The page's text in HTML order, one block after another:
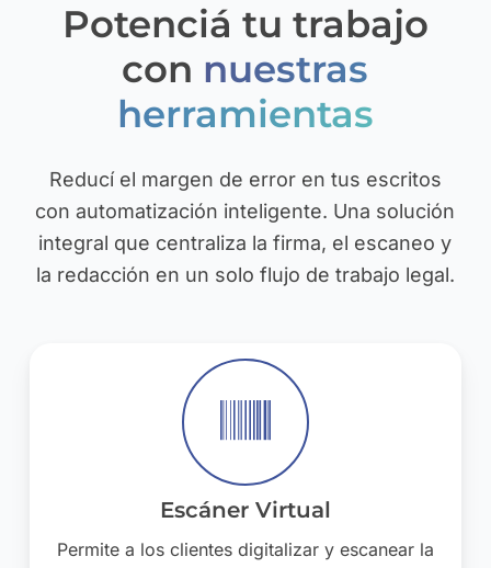
Potenciá tu trabajo
con nuestras
herramientas
Reducí el margen de error en tus escritos
con automatización inteligente. Una solución
integral que centraliza la firma, el escaneo y
la redacción en un solo flujo de trabajo legal.
Escáner Virtual
Permite a los clientes digitalizar y escanear la